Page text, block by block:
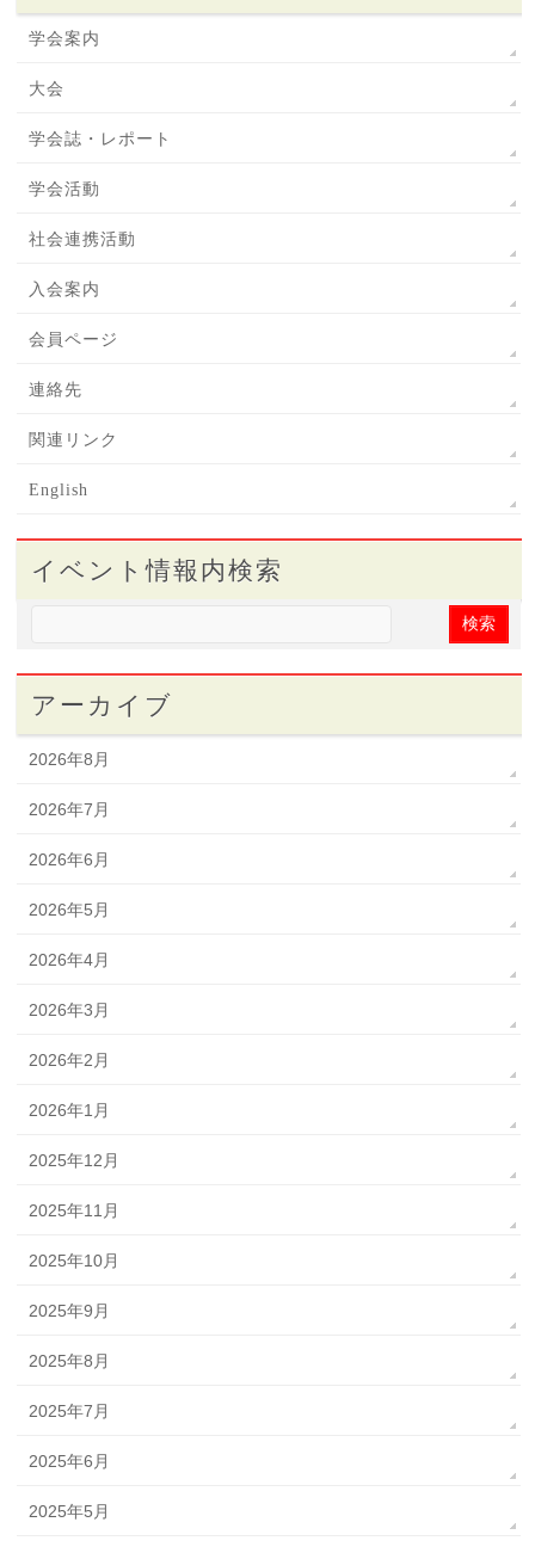
学会案内
大会
学会誌・レポート
学会活動
社会連携活動
入会案内
会員ページ
連絡先
関連リンク
English
イベント情報内検索
アーカイブ
2026年8月
2026年7月
2026年6月
2026年5月
2026年4月
2026年3月
2026年2月
2026年1月
2025年12月
2025年11月
2025年10月
2025年9月
2025年8月
2025年7月
2025年6月
2025年5月